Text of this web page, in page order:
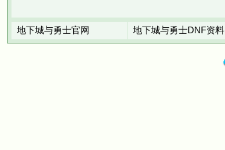
地下城与勇士官网 地下城与勇士DNF资料